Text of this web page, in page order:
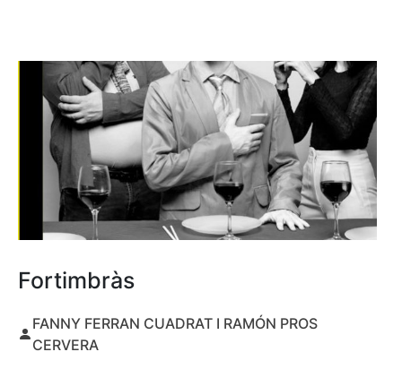
Fortimbràs
FANNY FERRAN CUADRAT I RAMÓN PROS
CERVERA